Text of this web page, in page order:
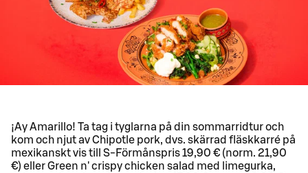
¡Ay Amarillo! Ta tag i tyglarna på din sommarridtur och
kom och njut av Chipotle pork, dvs. skärrad fläskkarré på
mexikanskt vis till S-Förmånspris 19,90 € (norm. 21,90
€) eller Green n' crispy chicken salad med limegurka,